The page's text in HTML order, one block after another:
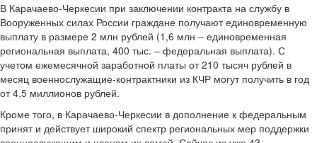
В Карачаево-Черкесии при заключении контракта на службу в
Вооруженных силах России граждане получают единовременную
выплату в размере 2 млн рублей (1,6 млн – единовременная
региональная выплата, 400 тыс. – федеральная выплата). С
учетом ежемесячной заработной платы от 210 тысяч рублей в
месяц военнослужащие-контрактники из КЧР могут получить в год
от 4,5 миллионов рублей.
Кроме того, в Карачаево-Черкесии в дополнение к федеральным
принят и действует широкий спектр региональных мер поддержки